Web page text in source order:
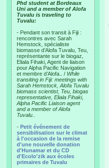
Phd student at Bordeaux
Uni and a member of Alofa
Tuvalu is traveling to
Tuvalu:
- Pendant son transit à Fiji :
rencontres avec Sarah
Hemstock, spécialiste
biomasse d’Alofa Tuvalu, Teu,
représentante sur le biogaz,
Eliala Fihaki, Agent de liaison
pour Alpha Pacific Navigation
et membre d’Alofa.. / While
transiting in Fiji: meetings with
Sarah Hemstock, Alofa Tuvalu
biomass scientist, Teu, biogas
representative, Eliala Fihaki,
Alpha Pacific Liaison agent
and a member of Alofa
Tuvalu..
- Petit événement de
sensibilisation sur le climat
à l'occasion de la remise
d'une nouvelle donation
d'Hunamar et du CD
d'Ecolo'zik aux écoles
primaires de Tuvalu